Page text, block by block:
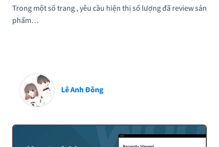
Trong một số trang , yêu cầu hiện thị số lượng đã review sản
phẩm…
Lê Anh Đông